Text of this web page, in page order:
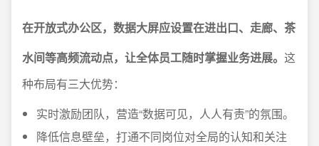
在开放式办公区，数据大屏应设置在进出口、走廊、茶
水间等高频流动点，让全体员工随时掌握业务进展。 这
种布局有三大优势：
实时激励团队，营造“数据可见，人人有责”的氛围。
降低信息壁垒，打通不同岗位对全局的认知和关注